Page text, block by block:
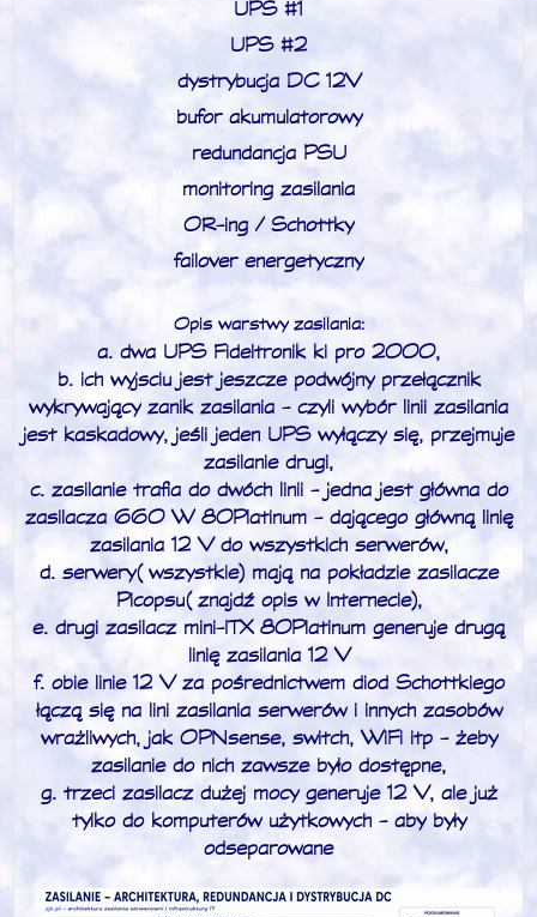
UPS #1
UPS #2
dystrybucja DC 12V
bufor akumulatorowy
redundancja PSU
monitoring zasilania
OR-ing / Schottky
failover energetyczny
Opis warstwy zasilania:
a. dwa UPS Fideltronik ki pro 2000,
b. ich wyjsciu jest jeszcze podwójny przełącznik
wykrywający zanik zasilania - czyli wybór linii zasilania
jest kaskadowy, jeśli jeden UPS wyłączy się, przejmuje
zasilanie drugi,
c. zasilanie trafia do dwóch linii - jedna jest główna do
zasilacza 660 W 80Platinum - dającego główną linię
zasilania 12 V do wszystkich serwerów,
d. serwery (wszystkie) mają na pokładzie zasilacze
Picopsu (znajdź opis w Internecie),
e. drugi zasilacz mini-ITX 80Platinum generuje drugą
linię zasilania 12 V
f. obie linie 12 V za pośrednictwem diod Schottkiego
łączą się na lini zasilania serwerów i innych zasobów
wrażliwych, jak OPNsense, switch, WiFi itp - żeby
zasilanie do nich zawsze było dostępne,
g. trzeci zasilacz dużej mocy generuje 12 V, ale już
tylko do komputerów użytkowych - aby były
odseparowane